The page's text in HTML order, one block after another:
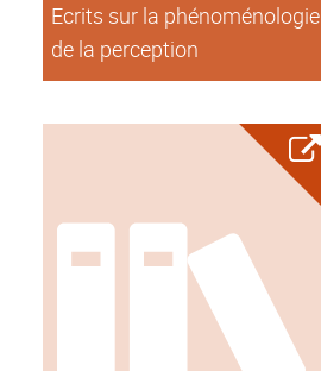
Ecrits sur la phénoménologie
de la perception